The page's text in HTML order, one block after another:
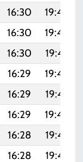
16:30
19:49
16:30 19:48
16:30 19:47
16:29
19:46
16:29 19:45
16:29 19:44
16:28
19:43
16:28
19:42